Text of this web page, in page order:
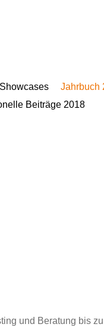
Showcases Jahrbuch
Beiträge 2018
und Beratung bis